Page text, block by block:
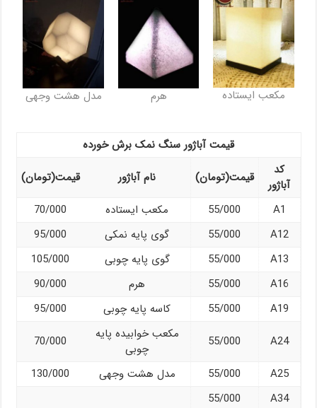
مکعب ایستاده هرم مدل هشت وجهی
قیمت آباژور سنگ نمک برش خورده
کد
آباژور
قیمت(تومان) نام آباژور
قیمت(تومان)
A1
55/000 مکعب ایستاده
70/000
A12
55/000 گوی پایه نمکی
95/000
A13
55/000 گوی پایه چوبی
105/000
A16
55/000 هرم
90/000
A19
55/000 کاسه پایه چوبی
95/000
A24
55/000
مکعب خوابیده پایه
چوبی
70/000
A25
55/000 مدل هشت وجهی
130/000
A34
55/000